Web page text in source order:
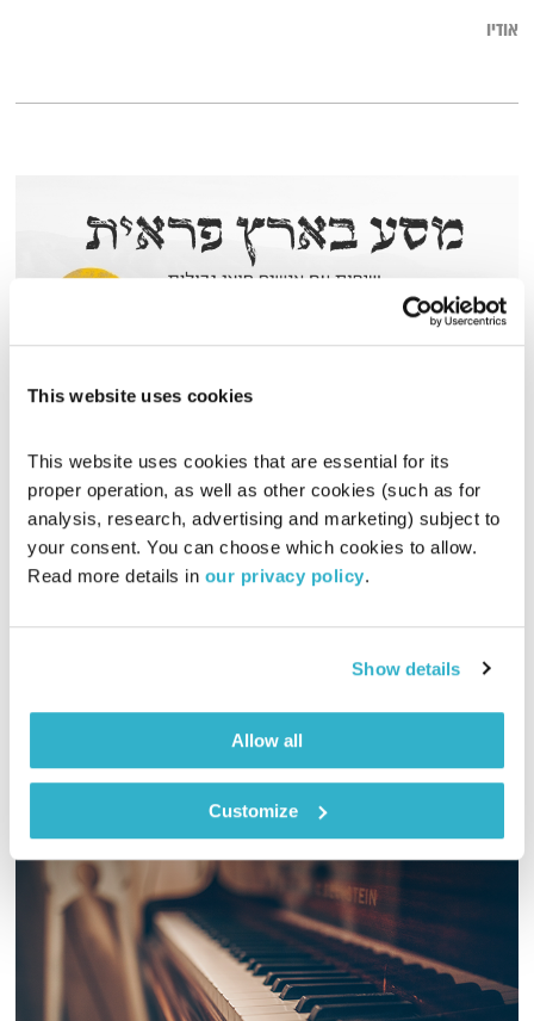
This website uses cookies
This website uses cookies that are essential for its
proper operation, as well as other cookies (such as for
analysis, research, advertising and marketing) subject to
your consent. You can choose which cookies to allow.
Read more details in our privacy policy.
Show details
Allow all
Customize
אודיו
פודקאסטים שנשארים איתך
שדרנים מתחלפים
18.09.24
00:35:13
רונה שפריר יוצאת מהאולפן לשטח, לחיים עצמם – למסעות עם
אודיוSpotify